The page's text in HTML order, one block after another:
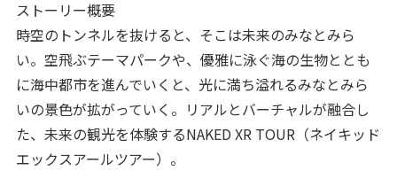
ストーリー概要
時空のトンネルを抜けると、そこは未来のみなとみら
い。空飛ぶテーマパークや、優雅に泳ぐ海の生物ととも
に海中都市を進んでいくと、光に満ち溢れるみなとみら
いの景色が拡がっていく。リアルとバーチャルが融合し
た、未来の観光を体験するNAKED XR TOUR（ネイキッド
エックスアールツアー）。